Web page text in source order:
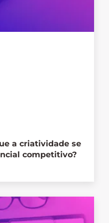
a criatividade se
competitivo?